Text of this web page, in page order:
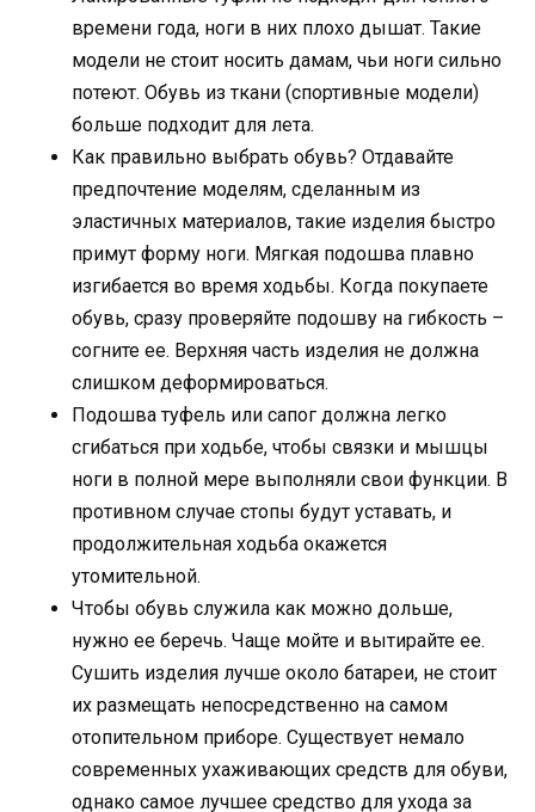
времени года, ноги в них плохо дышат. Такие
модели не стоит носить дамам, чьи ноги сильно
потеют. Обувь из ткани (спортивные модели)
больше подходит для лета.
Как правильно выбрать обувь? Отдавайте
предпочтение моделям, сделанным из
эластичных материалов, такие изделия быстро
примут форму ноги. Мягкая подошва плавно
изгибается во время ходьбы. Когда покупаете
обувь, сразу проверяйте подошву на гибкость –
согните ее. Верхняя часть изделия не должна
слишком деформироваться.
Подошва туфель или сапог должна легко
сгибаться при ходьбе, чтобы связки и мышцы
ноги в полной мере выполняли свои функции. В
противном случае стопы будут уставать, и
продолжительная ходьба окажется
утомительной.
Чтобы обувь служила как можно дольше,
нужно ее беречь. Чаще мойте и вытирайте ее.
Сушить изделия лучше около батареи, не стоит
их размещать непосредственно на самом
отопительном приборе. Существует немало
современных ухаживающих средств для обуви,
однако самое лучшее средство для ухода за